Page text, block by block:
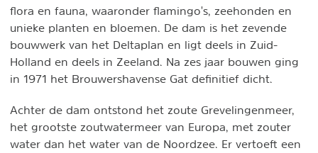
flora en fauna, waaronder flamingo's, zeehonden en
unieke planten en bloemen. De dam is het zevende
bouwwerk van het Deltaplan en ligt deels in Zuid-
Holland en deels in Zeeland. Na zes jaar bouwen ging
in 1971 het Brouwershavense Gat definitief dicht.
Achter de dam ontstond het zoute Grevelingenmeer,
het grootste zoutwatermeer van Europa, met zouter
water dan het water van de Noordzee. Er vertoeft een